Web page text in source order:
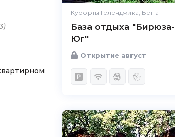
)
Курорты Геленджика, Бетта
База отдыха "Бирюза-
Юг"
Открытие август